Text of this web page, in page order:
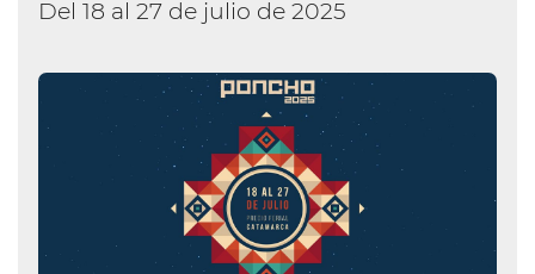
Del 18 al 27 de julio de 2025